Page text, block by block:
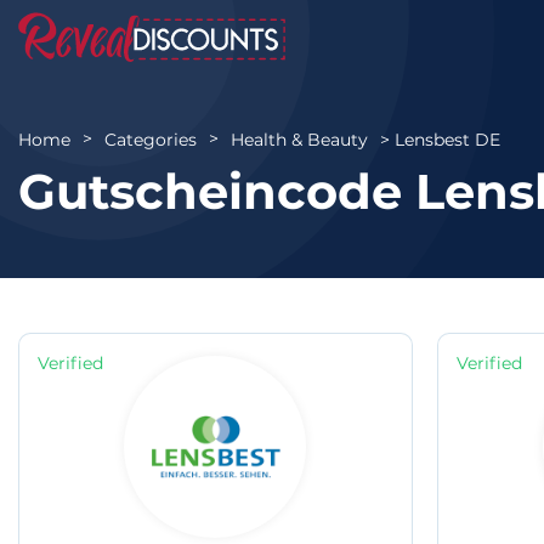
Home Categories Health & Beauty Lensbest DE
Gutscheincode
Verified Verified